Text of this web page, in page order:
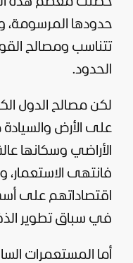
حدودها
تتناسب ومصالح
الحدود.
لكن مصالح الدول
على الأرض
الأراضي وسكانها
فانتهى الاستعمار،
اقتصاداتهم على
في سباق تطوير
أما المستعمرات